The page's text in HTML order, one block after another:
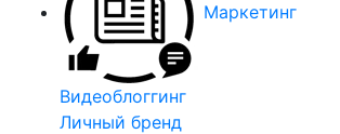
Маркетинг
Видеоблоггинг
Личный бренд